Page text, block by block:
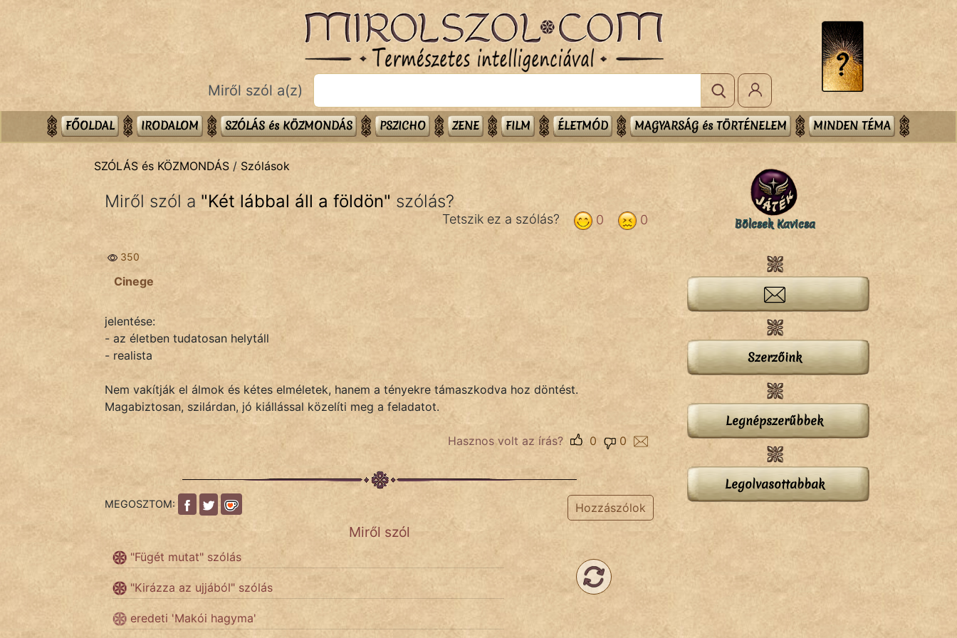
Bibliai
Közmondások
Szóláscsoportok
KÖZMONDÁS
FILM
Miről szól a(z)
FŐOLDAL IRODALOM SZÓLÁS és KÖZMONDÁS PSZICHO ZENE FILM ÉLETMÓD MAGYARSÁG és TÖRTÉNELEM MINDEN TÉMA
SZÓLÁS és KÖZMONDÁS / Szólások
Miről szól a "Két lábbal áll a földön" szólás?
0
0
Tetszik ez a szólás?
350
Cinege
jelentése:
- az életben tudatosan helytáll
- realista
Nem vakítják el álmok és kétes elméletek, hanem a tényekre támaszkodva hoz döntést.
Magabiztosan, szilárdan, jó kiállással közelíti meg a feladatot.
Hasznos volt az írás? 0
0
MEGOSZTOM: Hozzászólok
Miről szól
"Fügét mutat" szólás
"Kirázza az ujjából" szólás
eredeti 'Makói hagyma'
Bölcsek Kavicsa
Szerzőink
Legnépszerűbbek
Legolvasottabbak